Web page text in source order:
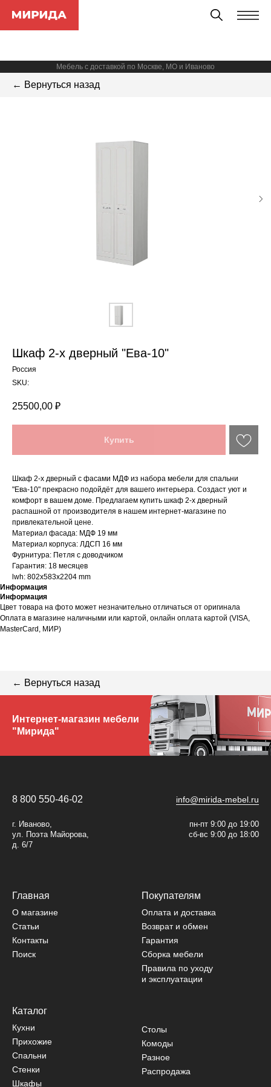
Мебель с доставкой по Москве, МО и Иваново
← Вернуться назад
Шкаф 2-х дверный "Ева-10"
Россия
SKU:
25500,00 ₽
Купить
Шкаф 2-х дверный с фасами МДФ из набора мебели для спальни
"Ева-10" прекрасно подойдёт для вашего интерьера. Создаст уют и
комфорт в вашем доме. Предлагаем купить шкаф 2-х дверный
распашной от производителя в нашем интернет-магазине по
привлекательной цене.
Материал фасада: МДФ 19 мм
Материал корпуса: ЛДСП 16 мм
Фурнитура: Петля с доводчиком
Гарантия: 18 месяцев
lwh: 802x583x2204 mm
Информация
Информация
Цвет товара на фото может незначительно отличаться от оригинала
Оплата в магазине наличными или картой, онлайн оплата картой (VISA,
MasterCard, МИР)
← Вернуться назад
Интернет-магазин мебели
"Мирида"
Главная
info@mirida-mebel.ru
г. Иваново,
ул. Поэта Майорова,
д. 6/7
О магазине
пн-пт 9:00 до 19:00
сб-вс 9:00 до 18:00
8 800 550-46-02
Статьи
Контакты
Поиск
Покупателям
Оплата и доставка
Возврат и обмен
Гарантия
Сборка мебели
Каталог
Кухни
Прихожие
Спальни
Стенки
Шкафы
Столы
Комоды
Разное
Распродажа
Правила по уходу
и эксплуатации